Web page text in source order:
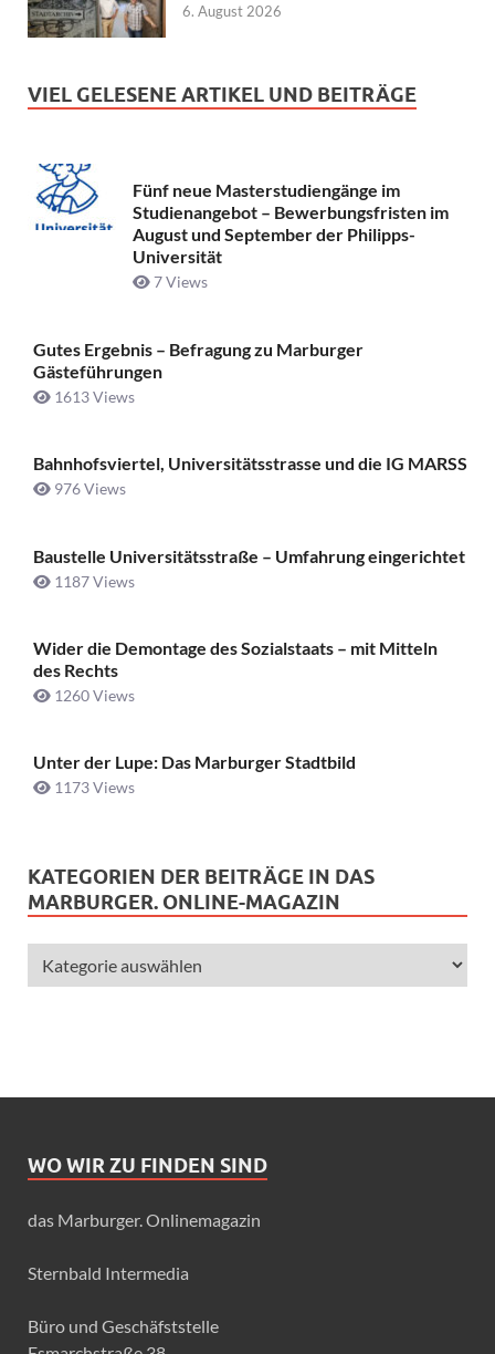
6. August 2026
VIEL GELESENE ARTIKEL UND BEITRÄGE
Fünf neue Masterstudiengänge im
Studienangebot – Bewerbungsfristen im
August und September der Philipps-
Universität
7 Views
Gutes Ergebnis – Befragung zu Marburger
Gästeführungen
1613 Views
Bahnhofsviertel, Universitätsstrasse und die IG MARSS
976 Views
Baustelle Universitätsstraße ­– Umfahrung eingerichtet
1187 Views
Wider die Demontage des Sozialstaats – mit Mitteln
des Rechts
1260 Views
Unter der Lupe: Das Marburger Stadtbild
1173 Views
KATEGORIEN DER BEITRÄGE IN DAS
MARBURGER. ONLINE-MAGAZIN
WO WIR ZU FINDEN SIND
das Marburger. Onlinemagazin
Sternbald Intermedia
Büro und Geschäfststelle